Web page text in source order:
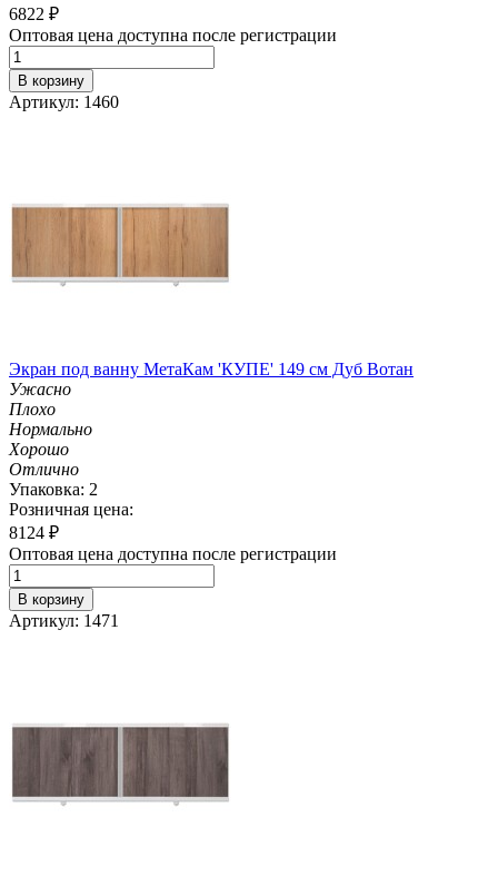
6822 ₽
Оптовая цена доступна после регистрации
В корзину
Артикул: 1460
Экран под ванну МетаКам 'КУПЕ' 149 см Дуб Вотан
Ужасно
Плохо
Нормально
Хорошо
Отлично
Упаковка: 2
Розничная цена:
8124 ₽
Оптовая цена доступна после регистрации
В корзину
Артикул: 1471